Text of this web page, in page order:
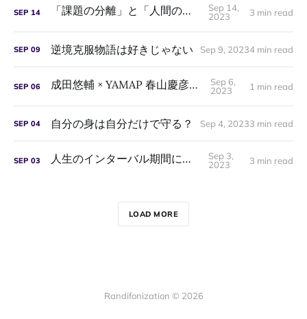
SEP 14 「課題の分離」と「人間のロマン」
Sep 14,
2023
3 min read
SEP 09 逆境克服物語は好きじゃない Sep 9, 20234 min read
SEP 06 成田悠輔 × YAMAP 春山慶彦の動画
Sep 6,
2023
1 min read
SEP 04 自分の身は自分だけで守る？ Sep 4, 20233 min read
SEP 03 人生のインターバル期間について
Sep 3,
2023
3 min read
LOAD MORE
Randifonization © 2026